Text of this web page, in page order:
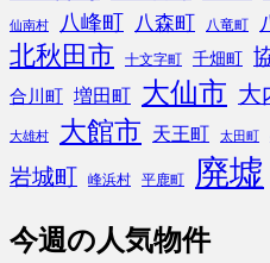
仙南村 八峰町 八森町 八竜町
北秋田市 十文字町 千畑町
合川町 増田町 大仙市 大
大雄村 大館市 天王町 太田町
岩城町 峰浜村 平鹿町 廃墟
今週の人気物件